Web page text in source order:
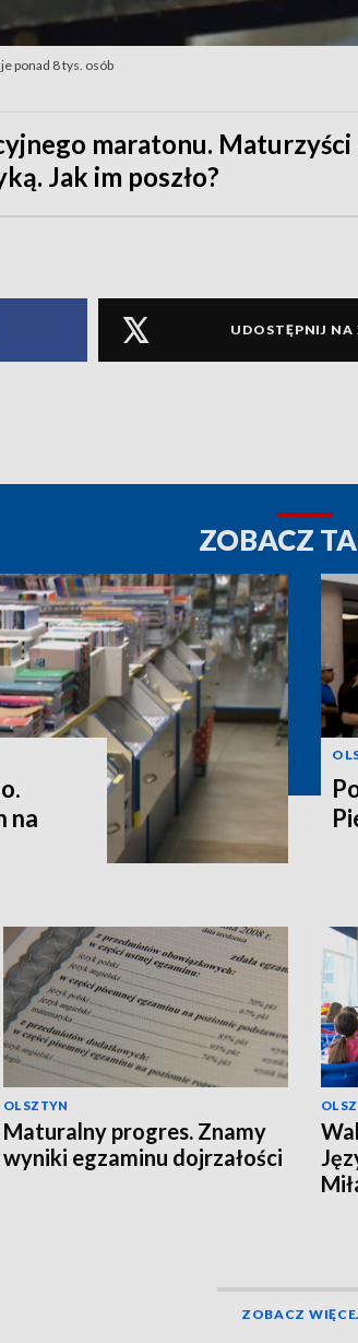
ponad 8 tys. osób
maratonu.
Jak im poszło?
UDOSTĘPNIJ NA
ZOBACZ
na
OLSZTYN
Maturalny progres. Znamy
wyniki egzaminu dojrzałości
ZOBACZ